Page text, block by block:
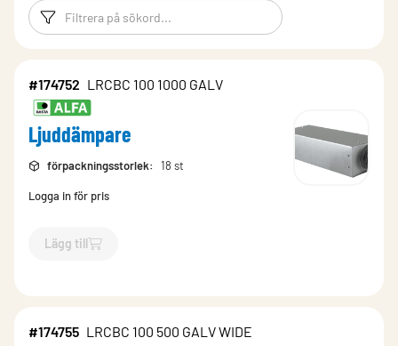
Filtreringsord Filtrera
#174752 LRCBC 100 1000 GALV
Ljuddämpare
förpackningsstorlek: 18 st
Logga in för pris
Lägg till
`$Lägg till
#174755 LRCBC 100 500 GALV WIDE